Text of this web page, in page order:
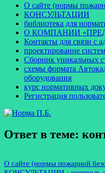
О сайте (нормы
КОНСУЛЬТАЦИИ
библиотека для
О КОМПАНИИ
Контакты для связи с
проектирование
Сборник уникальных
схемы формата
оборудования
курс нормативных
Регистрация
Ответ в теме:
О сайте (нормы пожарной